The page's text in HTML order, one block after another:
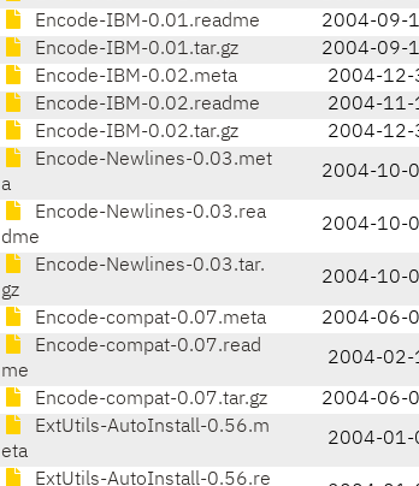
Encode-IBM-0.01.readme
2004-09-
Encode-IBM-0.01.tar.gz
2004-09-
Encode-IBM-0.02.meta
2004-12-
Encode-IBM-0.02.readme
2004-11-
Encode-IBM-0.02.tar.gz
2004-12-
Encode-Newlines-0.03.met
a
2004-10-
Encode-Newlines-0.03.rea
dme
2004-10-
Encode-Newlines-0.03.tar.
gz
2004-10-
Encode-compat-0.07.meta 2004-06-
Encode-compat-0.07.read
me
2004-02-
Encode-compat-0.07.tar.gz 2004-06-
ExtUtils-AutoInstall-0.56.m
eta
2004-01-
ExtUtils-AutoInstall-0.56.re